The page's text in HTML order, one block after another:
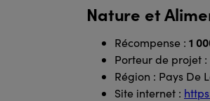
Nature et
Récompense : 1
Porteur de projet
Région : Pays De
Site internet :